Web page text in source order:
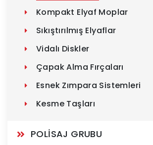
Kompakt Elyaf Moplar
Sıkıştırılmış Elyaflar
Vidalı Diskler
Çapak Alma Fırçaları
Esnek Zımpara Sistemleri
Kesme Taşları
POLİSAJ GRUBU